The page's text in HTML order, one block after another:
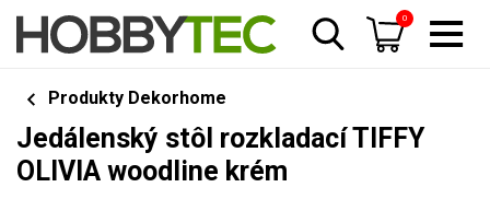
0
Produkty Dekorhome
Jedálenský stôl rozkladací TIFFY
OLIVIA woodline krém